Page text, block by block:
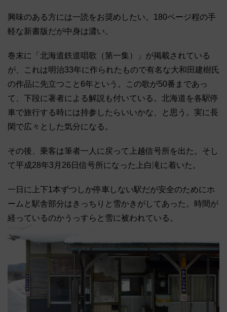
興味のある方には一読をお奨めしたい。180ページ程の手
軽な新書版だが中身は濃い。
巻末に「北海道鉄道唱歌（第一集）」が掲載されている
が、これは明治33年に作られたもので有名な大和田建樹氏
の作品に先立つこと6年という。この歌が50番まであっ
て、下段に著者による解説も付いている。北海道を各駅停
車で旅行する時には持参したらいいかな、と思う。実に長
閑で広々とした気分になる。
その後、乗客は筆者一人に戻って上越信号所を出た。そし
て平成28年3月26日信号所になった上白滝に着いた。
一日に上下1本ずつしか停車しない駅だが安全のためにホ
ームと駅舎部分はきっちりと雪かきがしてあった。時間が
経っているのかうっすらと雪に被われている。